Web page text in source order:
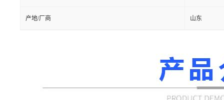
产地/厂商 山东